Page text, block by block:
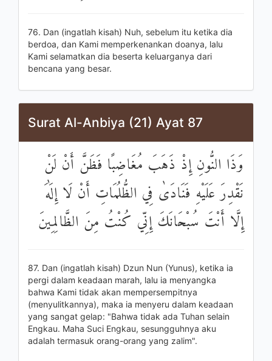
76. Dan (ingatlah kisah) Nuh, sebelum itu ketika dia
berdoa, dan Kami memperkenankan doanya, lalu
Kami selamatkan dia beserta keluarganya dari
bencana yang besar.
Surat Al-Anbiya (21) Ayat 87
وَذَا النُّونِ إِذْ ذَهَبَ مُغَاضِبًا فَظَنَّ أَنْ لَنْ
نَقْدِرَ عَلَيْهِ فَنَادَىٰ فِي الظُّلُمَاتِ أَنْ لَا إِلَٰهَ
إِلَّا أَنْتَ سُبْحَانَكَ إِنِّي كُنْتُ مِنَ الظَّالِمِينَ
87. Dan (ingatlah kisah) Dzun Nun (Yunus), ketika ia
pergi dalam keadaan marah, lalu ia menyangka
bahwa Kami tidak akan mempersempitnya
(menyulitkannya), maka ia menyeru dalam keadaan
yang sangat gelap: "Bahwa tidak ada Tuhan selain
Engkau. Maha Suci Engkau, sesungguhnya aku
adalah termasuk orang-orang yang zalim".